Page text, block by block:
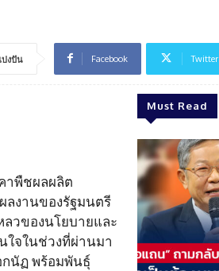
บ่งปัน Facebook Twitter
าพืชผลผลิต
ลงานของรัฐมนตรี
ลวของนโยบายและ
ใจในช่วงที่ผ่านมา
กนัฏ พร้อมพันธุ์
Must Read